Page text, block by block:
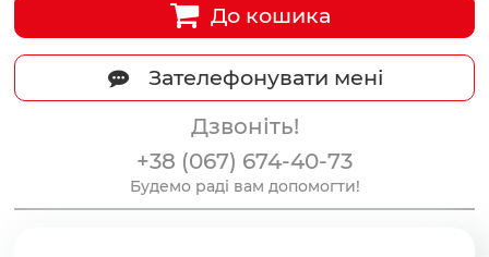
До кошика
Зателефонувати мені
Дзвоніть!
+38 (067) 674-40-73
Будемо раді вам допомогти!